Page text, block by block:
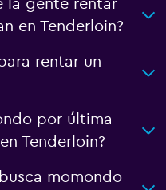
la gente rentar
en Tenderloin?
rentar un
por última
Tenderloin?
momondo